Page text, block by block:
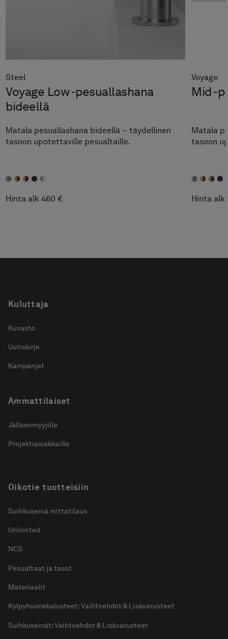
Steel
Voyage Low -pesuallashana
bideellä
Matala pesuallashana bideellä – täydellinen
tasoon upotettaville pesualtaille.
Hinta alk 460 €
Voyage
Mid -
Matala
tasoon
Hinta alk
Kuluttaja
Kuvasto
Uutiskirje
Kampanjat
Ammattilaiset
Jälleenmyyjille
Projektiasiakkaille
Oikotie tuotteisiin
Suihkuseinä mittatilaus
Unlimited
NCS
Pesualtaat ja tasot
Materiaalit
Kylpyhuonekalusteet: Vaihtoehdot & Lisävarusteet
Suihkuseinät: Vaihtoehdot & Lisävarusteet